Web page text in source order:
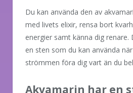
Du kan använda den av
med livets elixir, rensa bort
energier samt känna dig renare.
en sten som du kan använda
strömmen föra dig vart än du
Akvamarin har en